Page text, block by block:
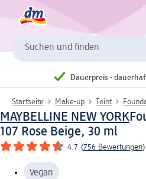
Suchen und finden
Dauerpreis -
Startseite Make-up Teint
MAYBELLINE NEW YORK
107 Rose Beige, 30 ml
4.7 (756 Bewertungen)
Vegan